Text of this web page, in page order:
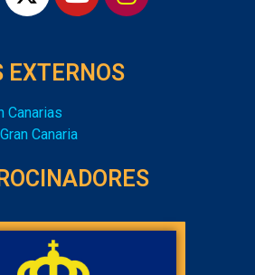
EXTERNOS
Canarias
Canaria